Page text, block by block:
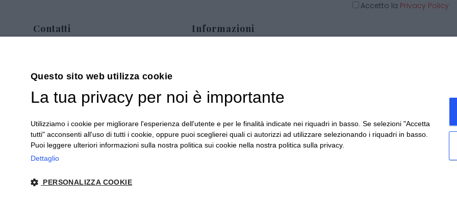
Accetto la Privacy Policy
Contatti
10022 Carmagnola(TO)
+39 380 6441674
info@regalidigusto.it
Privacy
Sitemap
Informazioni
Prodotti
Confezioni personalizzate
Condizioni generali di vendita
Questo sito web utilizza cookie
La tua privacy per noi è importante
Utilizziamo i cookie per migliorare l'esperienza dell'utente e per le finalità indicate nei riquadri in basso. Se selezioni "Accetta
tutti" acconsenti all'uso di tutti i cookie, oppure puoi sceglierei quali ci autorizzi ad utilizzare selezionando i riquadri in basso.
Puoi leggere ulteriori informazioni sulla nostra politica sui cookie nella nostra politica sulla privacy.
Dettaglio
PERSONALIZZA COOKIE